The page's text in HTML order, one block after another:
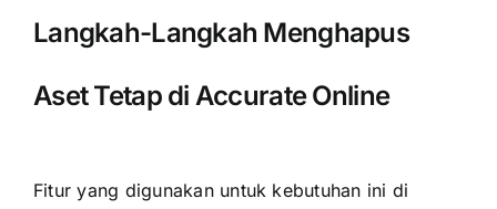
Langkah-Langkah Menghapus
Aset Tetap di Accurate Online
Fitur yang digunakan untuk kebutuhan ini di